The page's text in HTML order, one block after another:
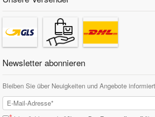
Newsletter abonnieren
Bleiben Sie über Neuigkeiten und Angebote